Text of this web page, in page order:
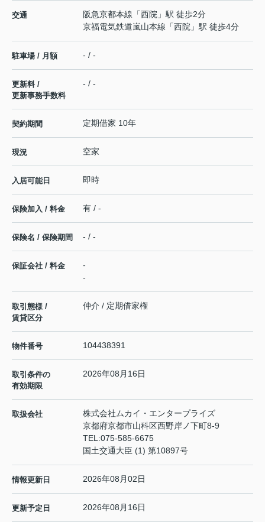
交通 阪急京都本線 「西院 」駅 徒歩2分
京福電気鉄道嵐山本線 「西院 」駅 徒歩4分
駐車場 / 月額 - / -
更新料 /
更新事務手数料
- / -
契約期間 定期借家 10年
現況 空家
入居可能日 即時
保険加入 / 料金 有 / -
保険名 / 保険期間 - / -
保証会社 / 料金
-
-
取引態様 /
賃貸区分
仲介 / 定期借家権
物件番号 104438391
取引条件の
有効期限
2026年08月16日
取扱会社
株式会社ムカイ・エンタープライズ
京都府京都市山科区西野岸ノ下町8-9
TEL:075-585-6675
国土交通大臣 (1) 第10897号
情報更新日 2026年08月02日
更新予定日 2026年08月16日